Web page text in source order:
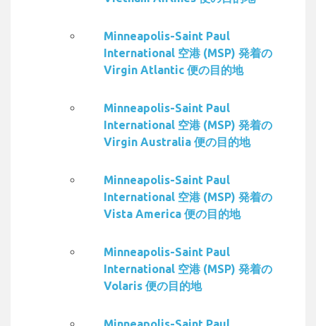
Minneapolis-Saint Paul
International 空港 (MSP) 発着の
Virgin Atlantic 便の目的地
Minneapolis-Saint Paul
International 空港 (MSP) 発着の
Virgin Australia 便の目的地
Minneapolis-Saint Paul
International 空港 (MSP) 発着の
Vista America 便の目的地
Minneapolis-Saint Paul
International 空港 (MSP) 発着の
Volaris 便の目的地